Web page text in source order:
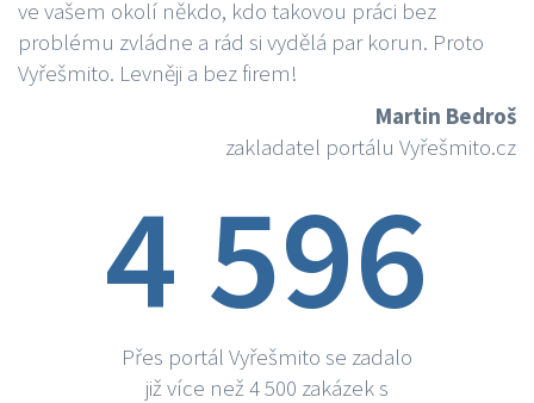
ve vašem okolí někdo, kdo takovou práci bez
problému zvládne a rád si vydělá par korun. Proto
Vyřešmito. Levněji a bez firem!
Martin Bedroš
zakladatel portálu Vyřešmito.cz
4 596
Přes portál Vyřešmito se zadalo
již více než 4 500 zakázek s